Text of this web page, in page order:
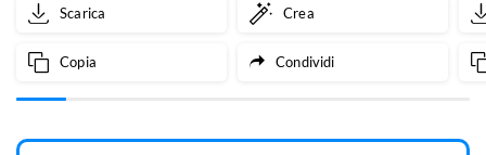
Scarica Crea
Copia Condividi